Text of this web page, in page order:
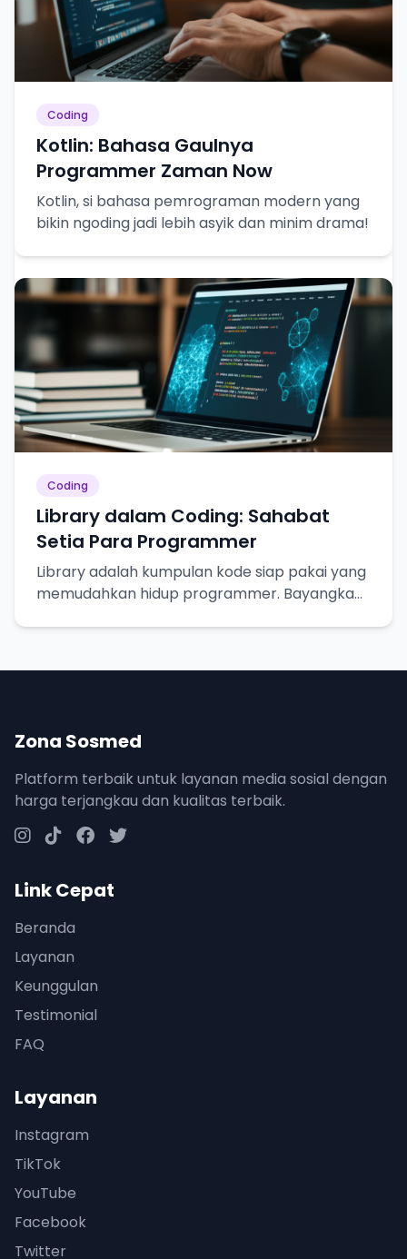
Coding
Kotlin: Bahasa Gaulnya
Programmer Zaman Now
Kotlin, si bahasa pemrograman modern yang
bikin ngoding jadi lebih asyik dan minim drama!
Coding
Library dalam Coding: Sahabat
Setia Para Programmer
Library adalah kumpulan kode siap pakai yang
memudahkan hidup programmer. Bayangkan
Zona Sosmed
Platform terbaik untuk layanan media sosial dengan
harga terjangkau dan kualitas terbaik.
Link Cepat
Beranda
Layanan
Keunggulan
Testimonial
FAQ
Layanan
Instagram
TikTok
YouTube
Facebook
Twitter